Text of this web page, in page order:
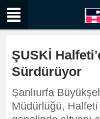
ŞUSKİ
Sürdürüyor
Şanlıurfa
Müdürlüğü,